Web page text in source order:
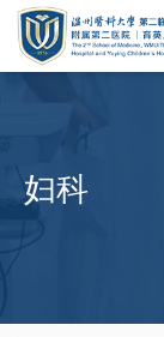
妇科